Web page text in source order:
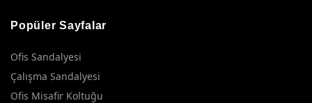
Popüler Sayfalar
Ofis Sandalyesi
Çalışma Sandalyesi
Ofis Misafir Koltuğu